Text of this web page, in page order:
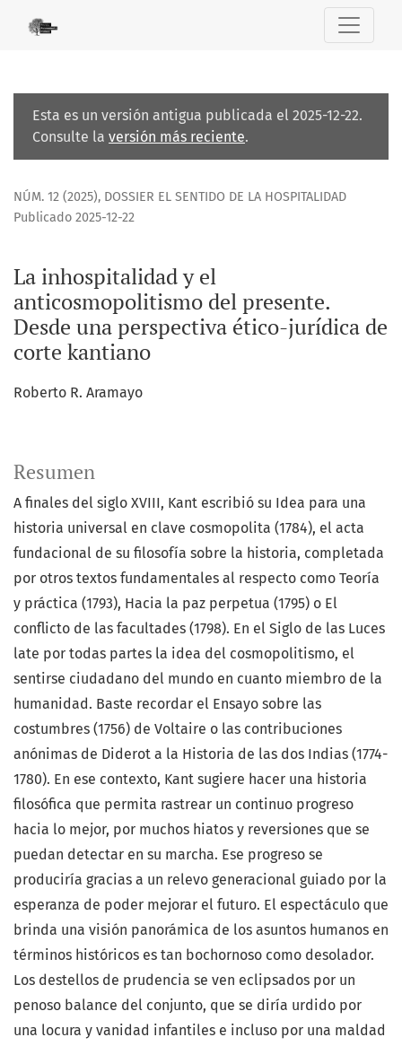
La inhospitalidad y el anticosmopolitismo del presente.
Esta es un versión antigua publicada el 2025-12-22.
Consulte la versión más reciente.
NÚM. 12 (2025), DOSSIER EL SENTIDO DE LA HOSPITALIDAD
La inhospitalidad y el
anticosmopolitismo del presente.
Desde una perspectiva ético-jurídica de
corte kantiano
Publicado 2025-12-22
Roberto R. Aramayo
Resumen
A finales del siglo XVIII, Kant escribió su Idea para una
historia universal en clave cosmopolita (1784), el acta
fundacional de su filosofía sobre la historia, completada
por otros textos fundamentales al respecto como Teoría
y práctica (1793), Hacia la paz perpetua (1795) o El
conflicto de las facultades (1798). En el Siglo de las Luces
late por todas partes la idea del cosmopolitismo, el
sentirse ciudadano del mundo en cuanto miembro de la
humanidad. Baste recordar el Ensayo sobre las
costumbres (1756) de Voltaire o las contribuciones
anónimas de Diderot a la Historia de las dos Indias (1774-
1780). En ese contexto, Kant sugiere hacer una historia
filosófica que permita rastrear un continuo progreso
hacia lo mejor, por muchos hiatos y reversiones que se
puedan detectar en su marcha. Ese progreso se
produciría gracias a un relevo generacional guiado por la
esperanza de poder mejorar el futuro. El espectáculo que
brinda una visión panorámica de los asuntos humanos en
términos históricos es tan bochornoso como desolador.
Los destellos de prudencia se ven eclipsados por un
penoso balance del conjunto, que se diría urdido por
una locura y vanidad infantiles e incluso por una maldad